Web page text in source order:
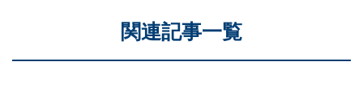
関連記事一覧